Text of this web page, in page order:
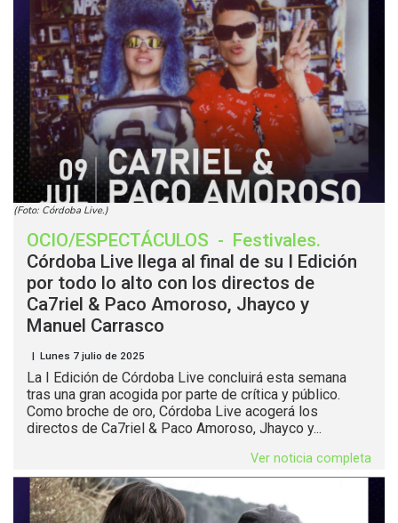
(Foto: Córdoba Live.)
OCIO/ESPECTÁCULOS - Festivales.
Córdoba Live llega al final de su I Edición
por todo lo alto con los directos de
Ca7riel & Paco Amoroso, Jhayco y
Manuel Carrasco
| Lunes 7 julio de 2025
La I Edición de Córdoba Live concluirá esta semana
tras una gran acogida por parte de crítica y público.
Como broche de oro, Córdoba Live acogerá los
directos de Ca7riel & Paco Amoroso, Jhayco y...
Ver noticia completa